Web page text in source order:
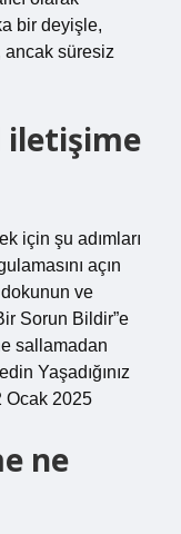
bir deyişle,
ancak süresiz
iletişime
için şu adımları
açın
ve
Sorun Bildir”e
sallamadan
Yaşadığınız
Ocak 2025
ne